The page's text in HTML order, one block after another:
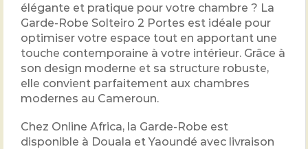
élégante et pratique pour votre chambre ? La
Garde-Robe Solteiro 2 Portes est idéale pour
optimiser votre espace tout en apportant une
touche contemporaine à votre intérieur. Grâce à
son design moderne et sa structure robuste,
elle convient parfaitement aux chambres
modernes au Cameroun.
Chez Online Africa, la Garde-Robe est
disponible à Douala et Yaoundé avec livraison